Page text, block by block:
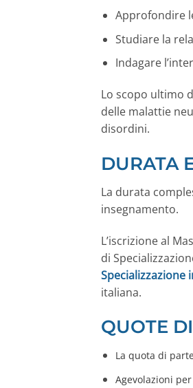
Approfondire
Studiare la
Indagare
Lo scopo ultimo
delle malattie
disordini.
DURATA
La durata
insegnamento.
L’iscrizione al
di
Specializzazione
italiana.
QUOTE
La quota di
Agevolazioni